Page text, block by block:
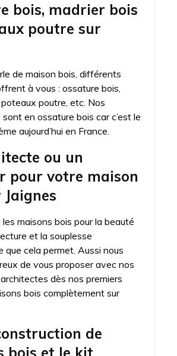
bois, madrier bois
poutre sur
de maison bois, différents
à vous : ossature bois,
poutre, etc. Nos
en ossature bois car c’est le
aujourd’hui en France.
ou un
pour votre maison
les maisons bois pour la beauté
et la souplesse
que cela permet. Aussi nous
de vous proposer avec nos
dès nos premiers
bois complètement sur
de
bois et le kit